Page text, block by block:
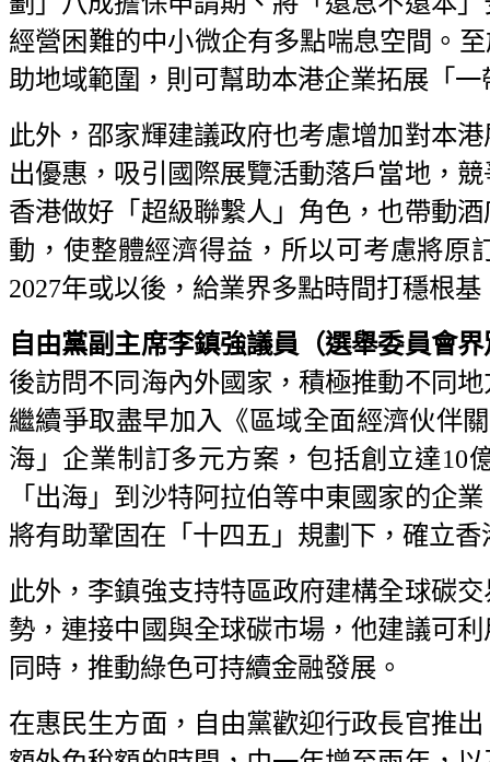
經營困難的中小微企有多點喘息空間。
助地域範圍，則可幫助本港企業拓展「
此外，邵家輝建議政府也考慮增加對本
出優惠，吸引國際展覽活動落戶當地，
香港做好「超級聯繫人」角色，也帶動
動，使整體經濟得益，所以可考慮將原
2027年或以後，給業界多點時間打穩根
自由黨副主席李鎮強議員（選舉委員會
後訪問不同海內外國家，積極推動不同
繼續爭取盡早加入《區域全面經濟伙伴
海」企業制訂多元方案，包括創立達10
「出海」到沙特阿拉伯等中東國家的企
將有助鞏固在「十四五」規劃下，確立
此外，李鎮強支持特區政府建構全球碳
勢，連接中國與全球碳市場，他建議可
同時，推動綠色可持續金融發展。
在惠民生方面，自由黨歡迎行政長官推